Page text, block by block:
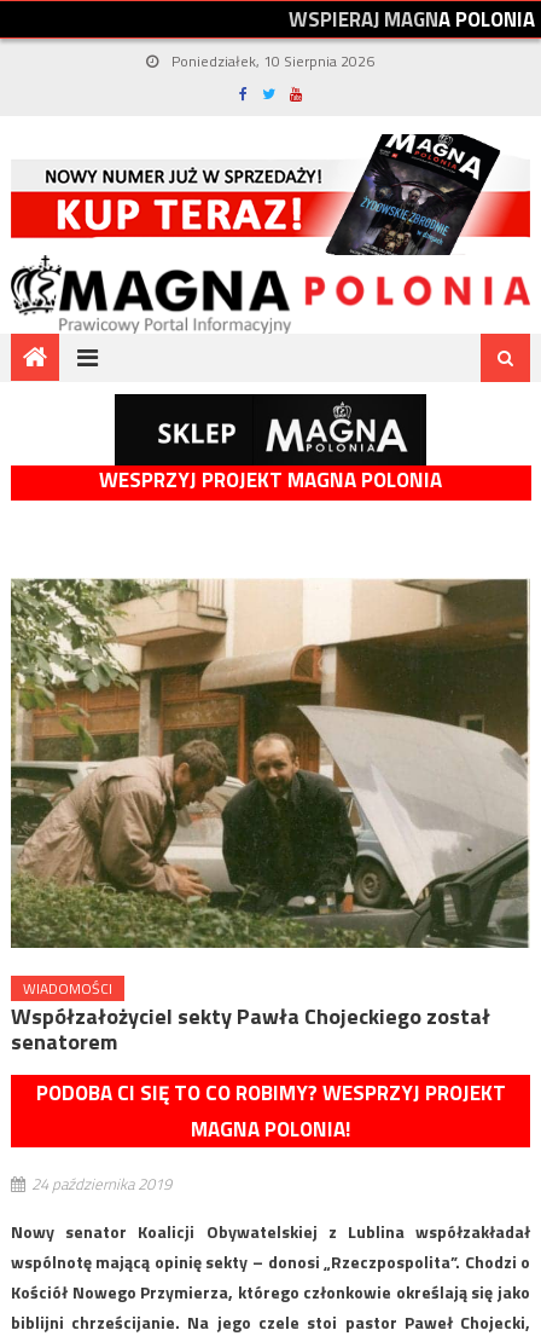
WSPIERAJMAGNAPOLONIA
Poniedziałek, 10 Sierpnia 2026
WESPRZYJ PROJEKT MAGNA POLONIA
WIADOMOŚCI
Współzałożyciel sekty Pawła Chojeckiego został
senatorem
PODOBA CI SIĘ TO CO ROBIMY? WESPRZYJ PROJEKT
MAGNA POLONIA!
24 października 2019
Nowy senator Koalicji Obywatelskiej z Lublina współzakładał
wspólnotę mającą opinię sekty – donosi „Rzeczpospolita”. Chodzi o
Kościół Nowego Przymierza, którego członkowie określają się jako
biblijni chrześcijanie. Na jego czele stoi pastor Paweł Chojecki,